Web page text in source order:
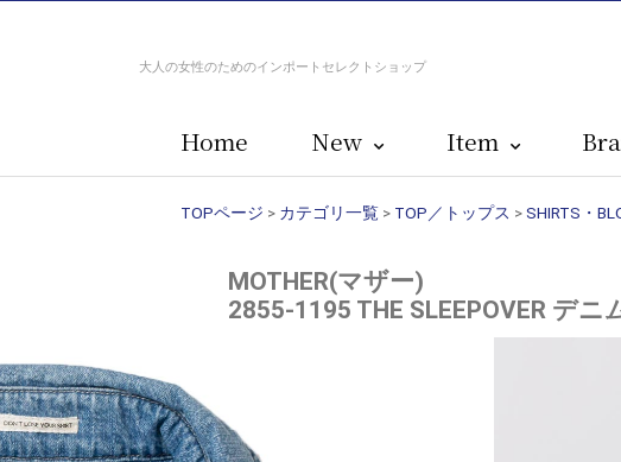
大人の女性のためのインポートセレクトショップ
Home New Item
TOPページ > カテゴリ一覧 > TOP／トップス >SHIRTS・